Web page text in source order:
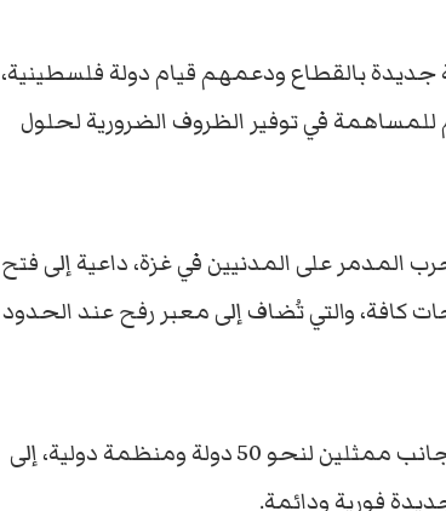
جديدة بالقطاع ودعمهم قيام دولة فلسطينية،
في توفير الظروف الضرورية لحلول
المدمر على المدنيين في غزة، داعية إلى فتح
كافة، والتي تُضاف إلى معبر رفح عند الحدود
فيما دعت وزيرة الخارجية الفرنسية كاثرين كولونا، بجانب ممثلين لنحو 50 دولة ومنظمة دولية، إلى
فورية ودائمة.